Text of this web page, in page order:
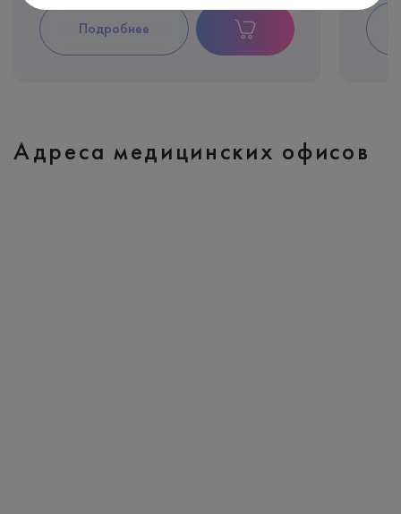
Подробнее
Адреса медицинских офисов